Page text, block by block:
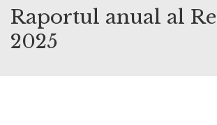
Raportul anual al
2025